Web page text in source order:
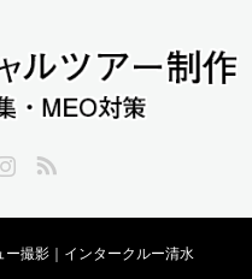
撮影｜インタークルー清水